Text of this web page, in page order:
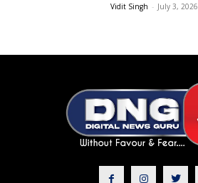
Vidit Singh - July 3, 2026